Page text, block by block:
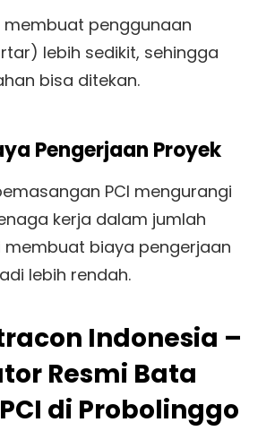
membuat penggunaan
lebih sedikit, sehingga
bisa ditekan.
Pengerjaan Proyek
PCI mengurangi
kerja dalam jumlah
membuat biaya pengerjaan
lebih rendah.
Indonesia –
Resmi Bata
di Probolinggo